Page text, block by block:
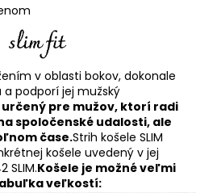
v oblasti bokov, dokonale
a podporí jej mužský
pre mužov, ktorí radi
spoločenské udalosti, ale
čase.Strih košele SLIM
košele uvedený v jej
SLIM.Košele je možné veľmi
veľkostí: